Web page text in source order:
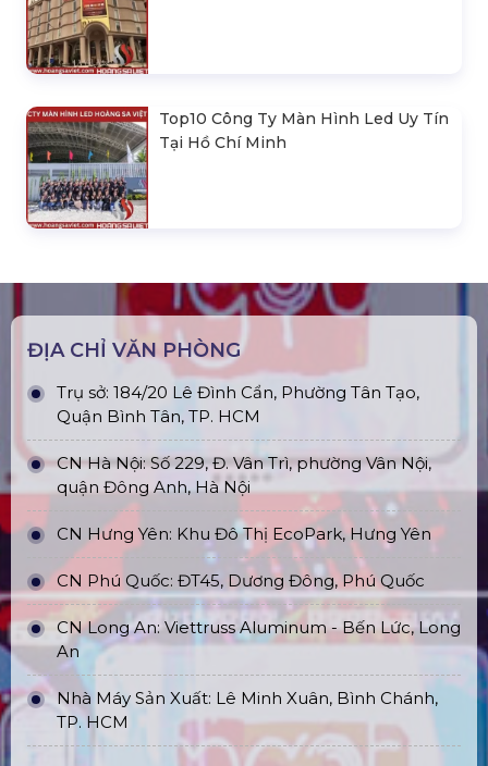
Top10 Công Ty Màn Hình Led Uy Tín
Tại Hồ Chí Minh
ĐỊA CHỈ VĂN PHÒNG
Trụ sở: 184/20 Lê Đình Cẩn, Phường Tân Tạo,
Quận Bình Tân, TP. HCM
CN Hà Nội: Số 229, Đ. Vân Trì, phường Vân Nội,
quận Đông Anh, Hà Nội
CN Hưng Yên: Khu Đô Thị EcoPark, Hưng Yên
CN Phú Quốc: ĐT45, Dương Đông, Phú Quốc
CN Long An: Viettruss Aluminum - Bến Lức, Long
An
Nhà Máy Sản Xuất: Lê Minh Xuân, Bình Chánh,
TP. HCM